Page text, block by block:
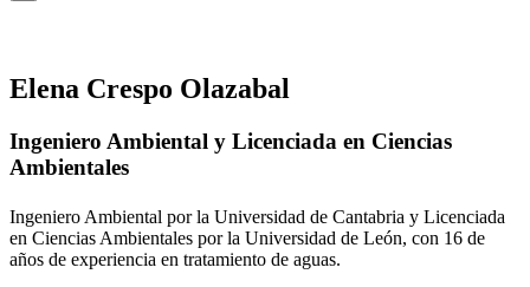
Elena Crespo Olazabal
Ingeniero Ambiental y Licenciada en Ciencias
Ambientales
Ingeniero Ambiental por la Universidad de Cantabria y Licenciada
en Ciencias Ambientales por la Universidad de León, con 16 de
años de experiencia en tratamiento de aguas.